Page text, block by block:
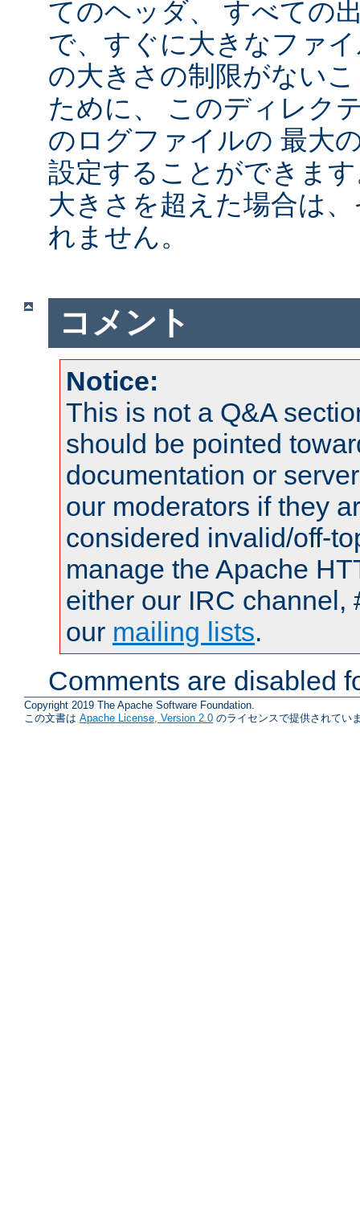
てのヘッダ、 すべての
で、すぐに大きなファ
の大きさの制限がない
ために、 このディレク
のログファイルの 最大
設定することができま
大きさを超えた場合は
れません。
コメント
Notice:
This is not a Q&A
should be pointed
documentation or
our moderators if they
considered invalid/off-
manage the Apache
either our IRC channel,
our mailing lists.
Comments are disabled
Copyright 2019 The Apache Software Foundation.
この文書は Apache License, Version 2.0 のライセンスで提供されてい